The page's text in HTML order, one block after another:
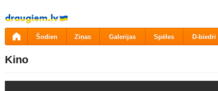
Pāriet
uz
saturu
Šodien Ziņas Galerijas Spēles D-biedri
Kino